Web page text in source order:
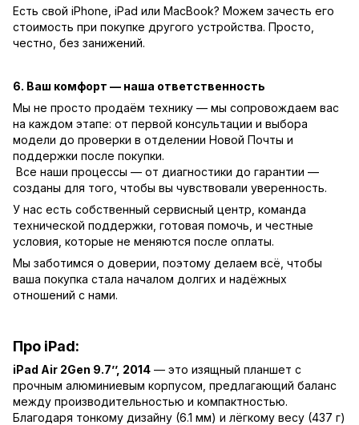
Есть свой iPhone, iPad или MacBook? Можем зачесть его
стоимость при покупке другого устройства. Просто,
честно, без занижений.
6. Ваш комфорт — наша ответственность
Мы не просто продаём технику — мы сопровождаем вас
на каждом этапе: от первой консультации и выбора
модели до проверки в отделении Новой Почты и
поддержки после покупки.
Все наши процессы — от диагностики до гарантии —
созданы для того, чтобы вы чувствовали уверенность.
У нас есть собственный сервисный центр, команда
технической поддержки, готовая помочь, и честные
условия, которые не меняются после оплаты.
Мы заботимся о доверии, поэтому делаем всё, чтобы
ваша покупка стала началом долгих и надёжных
отношений с нами.
Про iPad:
iPad Air 2Gen 9.7’’, 2014 — это изящный планшет с
прочным алюминиевым корпусом, предлагающий баланс
между производительностью и компактностью.
Благодаря тонкому дизайну (6.1 мм) и лёгкому весу (437 г)